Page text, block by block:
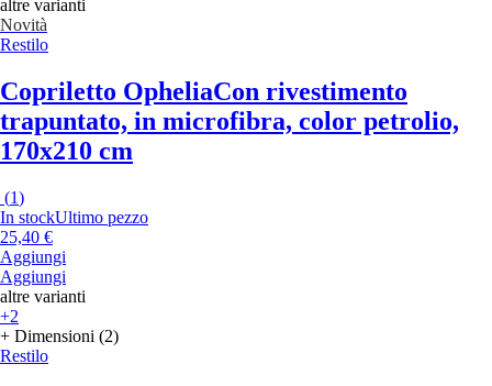
altre varianti
Novità
Restilo
Copriletto OpheliaCon rivestimento
trapuntato, in microfibra, color petrolio,
170x210 cm
(1)
In stockUltimo pezzo
25,40 €
Aggiungi
Aggiungi
altre varianti
+2
+ Dimensioni (2)
Restilo